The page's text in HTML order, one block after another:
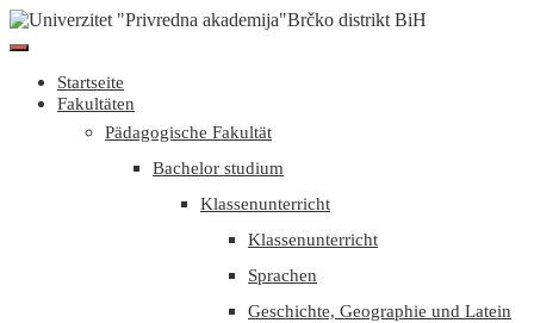
Startseite
Fakultäten
Pädagogische Fakultät
Bachelor studium
Klassenunterricht
Klassenunterricht
Sprachen
Geschichte, Geographie und Latein